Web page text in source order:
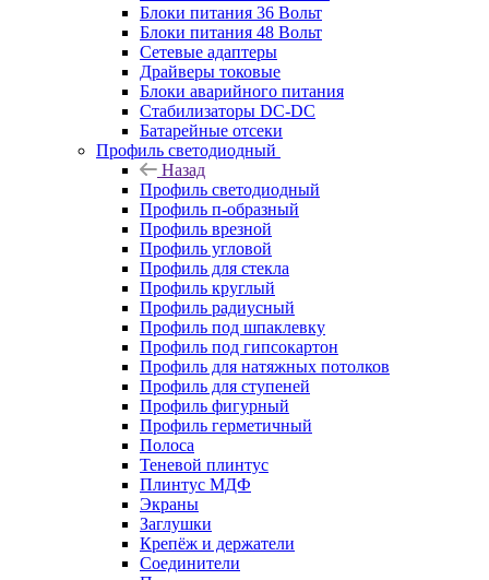
Блоки питания 36 Вольт
Блоки питания 48 Вольт
Сетевые адаптеры
Драйверы токовые
Блоки аварийного питания
Стабилизаторы DC-DC
Батарейные отсеки
Профиль светодиодный
Назад
Профиль светодиодный
Профиль п-образный
Профиль врезной
Профиль угловой
Профиль для стекла
Профиль круглый
Профиль радиусный
Профиль под шпаклевку
Профиль под гипсокартон
Профиль для натяжных потолков
Профиль для ступеней
Профиль фигурный
Профиль герметичный
Полоса
Теневой плинтус
Плинтус МДФ
Экраны
Заглушки
Крепёж и держатели
Соединители